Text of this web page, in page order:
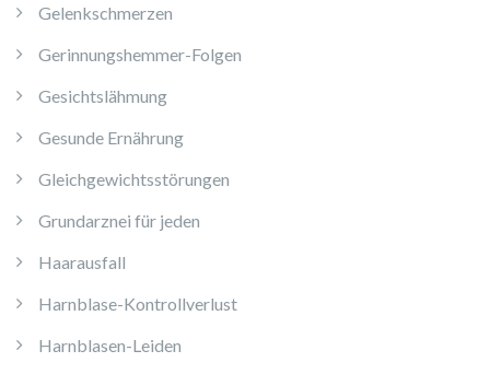
Gelenkschmerzen
Gerinnungshemmer-Folgen
Gesichtslähmung
Gesunde Ernährung
Gleichgewichtsstörungen
Grundarznei für jeden
Haarausfall
Harnblase-Kontrollverlust
Harnblasen-Leiden